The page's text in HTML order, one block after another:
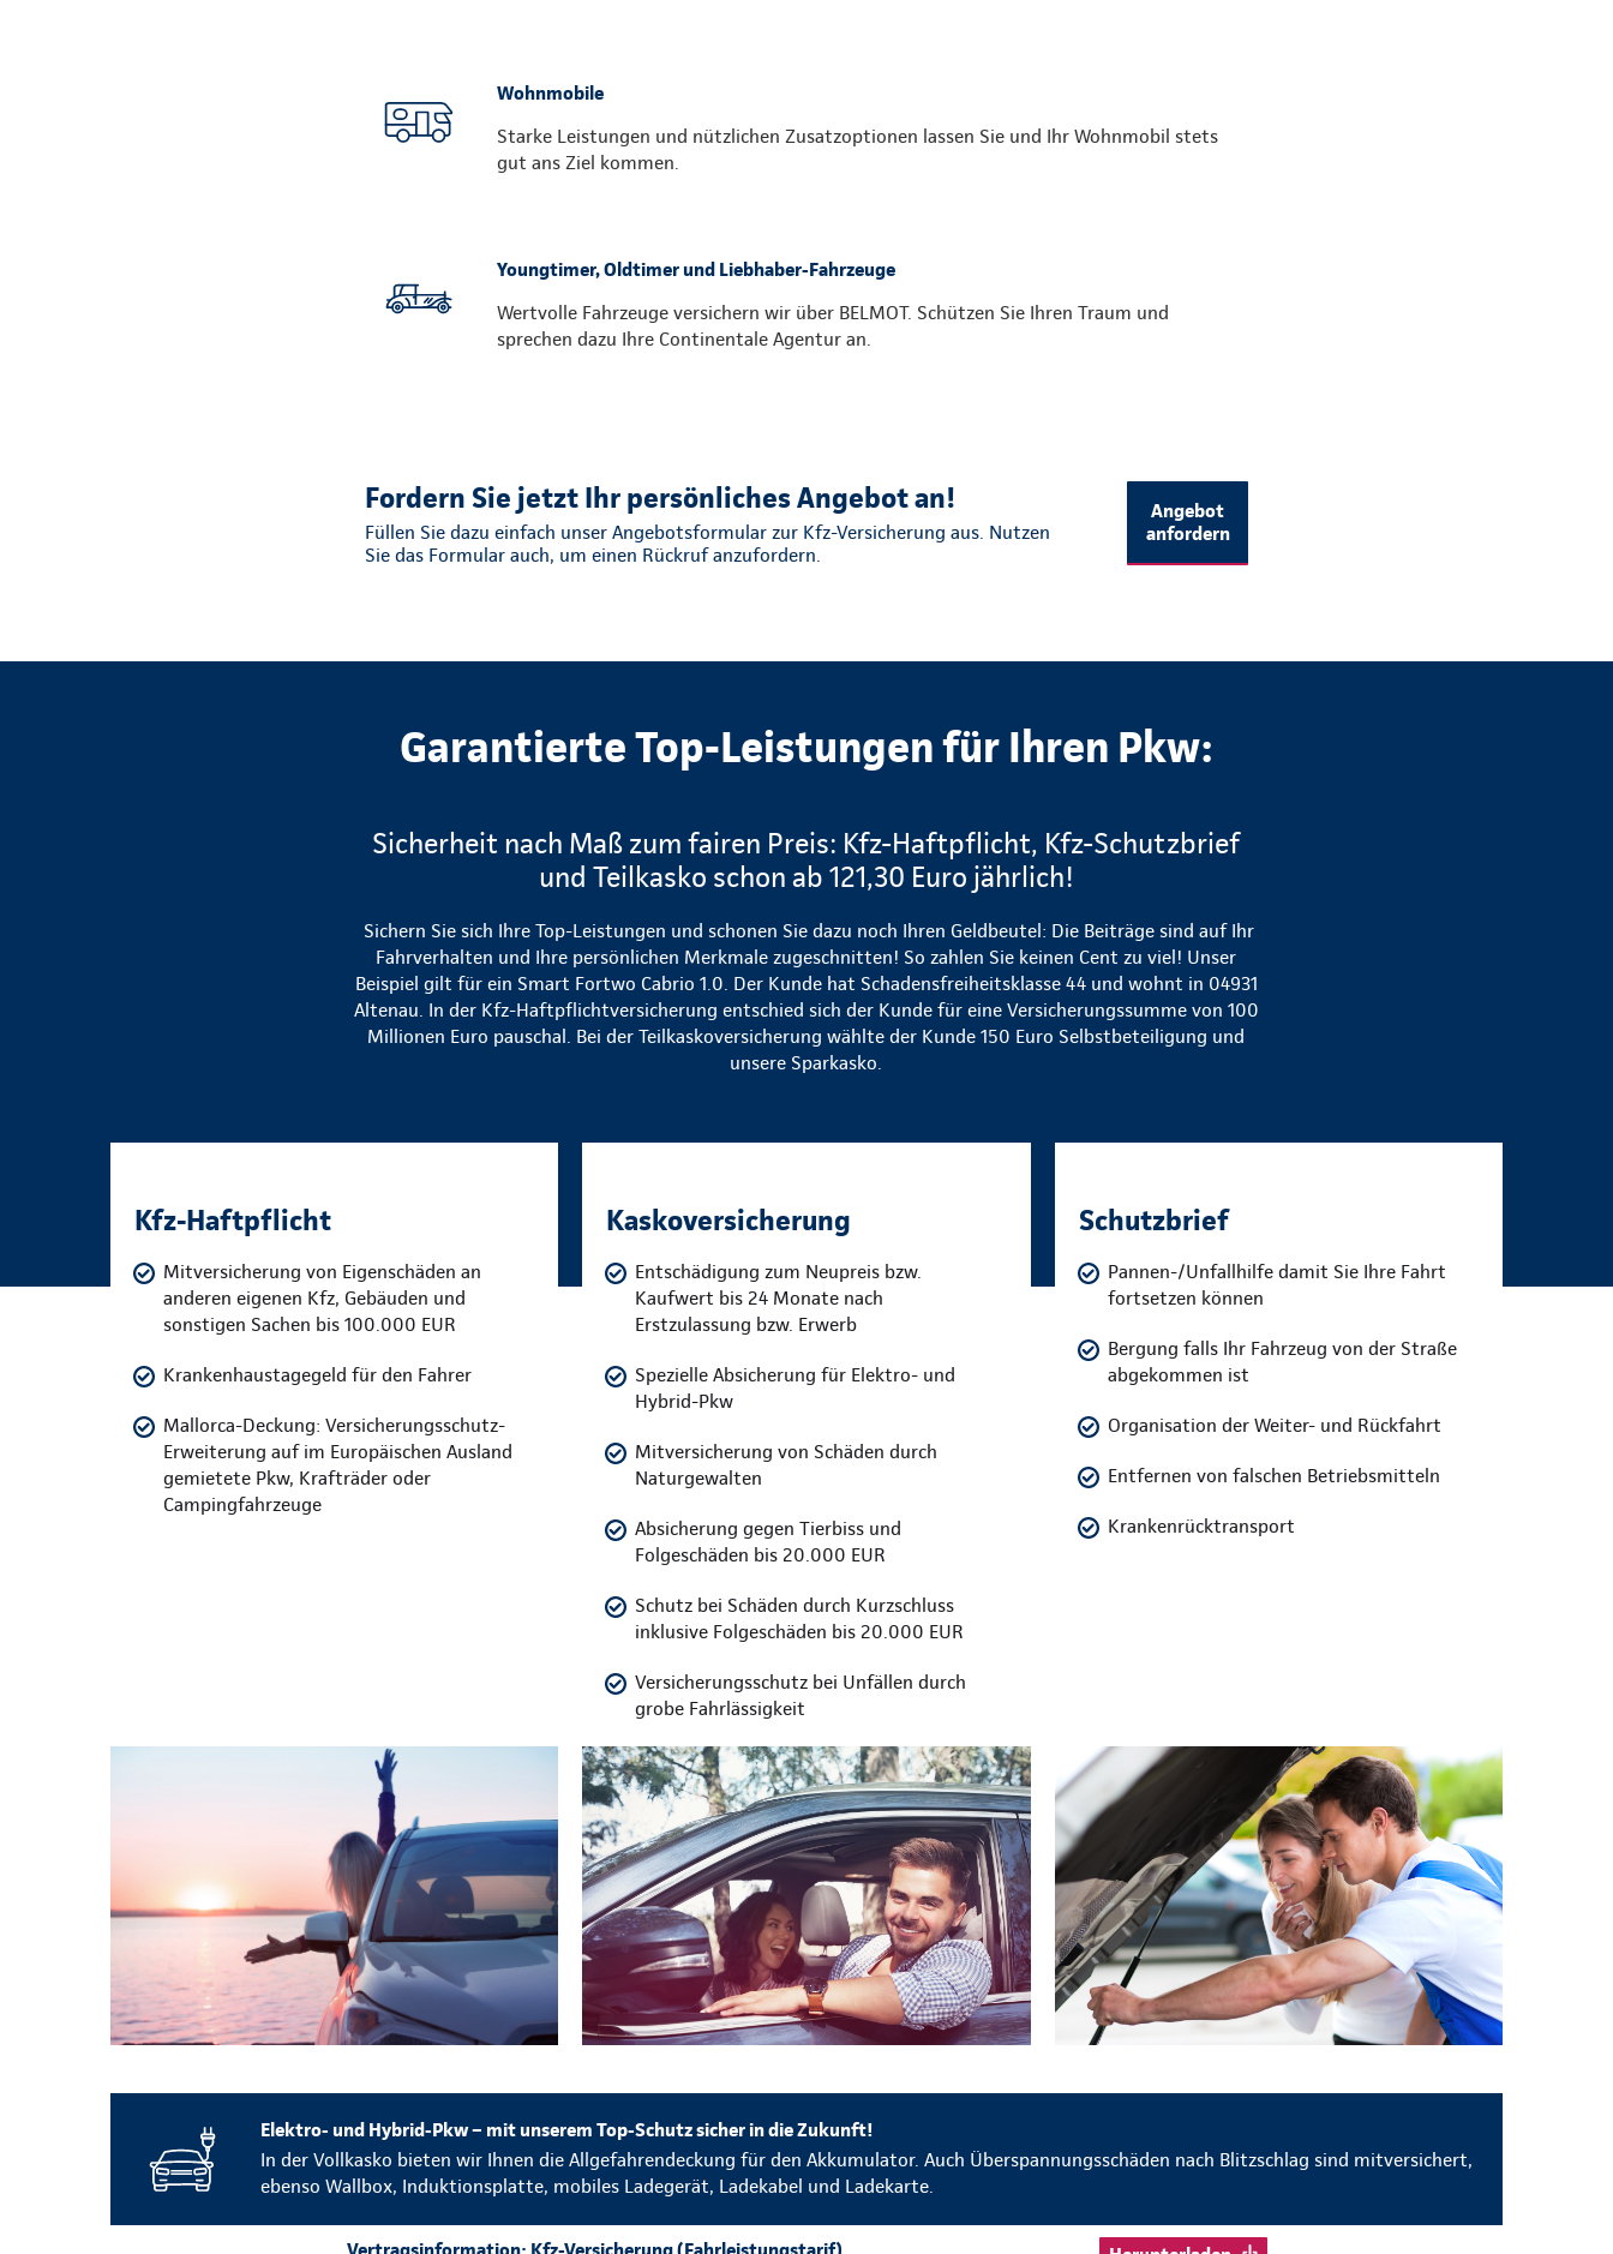
Wohnmobile
Starke Leistungen und nützlichen Zusatzoptionen lassen Sie und Ihr Wohnmobil stets
gut ans Ziel kommen.
Youngtimer, Oldtimer und Liebhaber-Fahrzeuge
Wertvolle Fahrzeuge versichern wir über BELMOT. Schützen Sie Ihren Traum und
sprechen dazu Ihre Continentale Agentur an.
Fordern Sie jetzt Ihr persönliches Angebot an!
Füllen Sie dazu einfach unser Angebotsformular zur Kfz-Versicherung aus. Nutzen
Sie das Formular auch, um einen Rückruf anzufordern.
Angebot
anfordern
Garantierte Top-Leistungen für Ihren Pkw:
Sicherheit nach Maß zum fairen Preis: Kfz-Haftpflicht, Kfz-Schutzbrief
und Teilkasko schon ab 121,30 Euro jährlich!
Sichern Sie sich Ihre Top-Leistungen und schonen Sie dazu noch Ihren Geldbeutel: Die Beiträge sind auf Ihr
Fahrverhalten und Ihre persönlichen Merkmale zugeschnitten! So zahlen Sie keinen Cent zu viel! Unser
Beispiel gilt für ein Smart Fortwo Cabrio 1.0. Der Kunde hat Schadensfreiheitsklasse 44 und wohnt in 04931
Altenau. In der Kfz-Haftpflichtversicherung entschied sich der Kunde für eine Versicherungssumme von 100
Millionen Euro pauschal. Bei der Teilkaskoversicherung wählte der Kunde 150 Euro Selbstbeteiligung und
unsere Sparkasko.
Kfz-Haftpflicht
Mitversicherung von Eigenschäden an
anderen eigenen Kfz, Gebäuden und
sonstigen Sachen bis 100.000 EUR
Krankenhaustagegeld für den Fahrer
Mallorca-Deckung: Versicherungsschutz-
Erweiterung auf im Europäischen Ausland
gemietete Pkw, Krafträder oder
Campingfahrzeuge
Kaskoversicherung
Entschädigung zum Neupreis bzw.
Kaufwert bis 24 Monate nach
Erstzulassung bzw. Erwerb
Spezielle Absicherung für Elektro- und
Hybrid-Pkw
Mitversicherung von Schäden durch
Naturgewalten
Absicherung gegen Tierbiss und
Folgeschäden bis 20.000 EUR
Schutz bei Schäden durch Kurzschluss
inklusive Folgeschäden bis 20.000 EUR
Versicherungsschutz bei Unfällen durch
grobe Fahrlässigkeit
Schutzbrief
Pannen-/Unfallhilfe damit Sie Ihre Fahrt
fortsetzen können
Bergung falls Ihr Fahrzeug von der Straße
abgekommen ist
Organisation der Weiter- und Rückfahrt
Entfernen von falschen Betriebsmitteln
Krankenrücktransport
Elektro- und Hybrid-Pkw – mit unserem Top-Schutz sicher in die Zukunft!
In der Vollkasko bieten wir Ihnen die Allgefahrendeckung für den Akkumulator. Auch Überspannungsschäden nach Blitzschlag sind mitversichert,
ebenso Wallbox, Induktionsplatte, mobiles Ladegerät, Ladekabel und Ladekarte.